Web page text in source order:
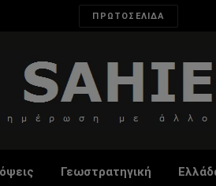
ΠΡΩΤΟΣΕΛΙΔΑ
Γεωστρατηγική